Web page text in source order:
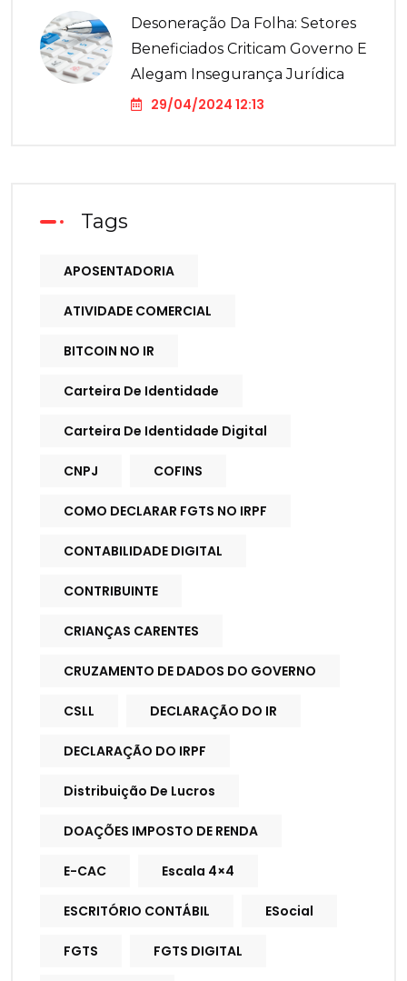
Desoneração Da Folha: Setores
Beneficiados Criticam Governo E
Alegam Insegurança Jurídica
29/04/2024 12:13
Tags
APOSENTADORIA
ATIVIDADE COMERCIAL
BITCOIN NO IR
Carteira De Identidade
Carteira De Identidade Digital
CNPJ COFINS
COMO DECLARAR FGTS NO IRPF
CONTABILIDADE DIGITAL
CONTRIBUINTE
CRIANÇAS CARENTES
CRUZAMENTO DE DADOS DO GOVERNO
CSLL DECLARAÇÃO DO IR
DECLARAÇÃO DO IRPF
Distribuição De Lucros
DOAÇÕES IMPOSTO DE RENDA
E-CAC Escala 4×4
ESCRITÓRIO CONTÁBIL ESocial
FGTS FGTS DIGITAL